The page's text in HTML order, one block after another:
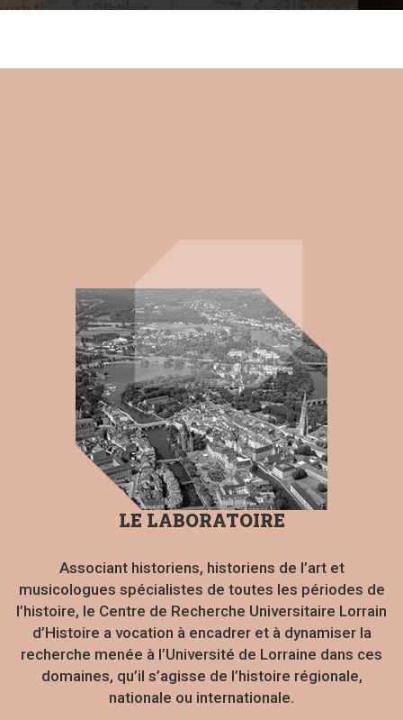
Identités, frontières, constructions
mémorielles
LE LABORATOIRE
Associant historiens, historiens de l’art et
musicologues spécialistes de toutes les périodes de
l’histoire, le Centre de Recherche Universitaire Lorrain
d’Histoire a vocation à encadrer et à dynamiser la
recherche menée à l’Université de Lorraine dans ces
domaines, qu’il s’agisse de l’histoire régionale,
nationale ou internationale.